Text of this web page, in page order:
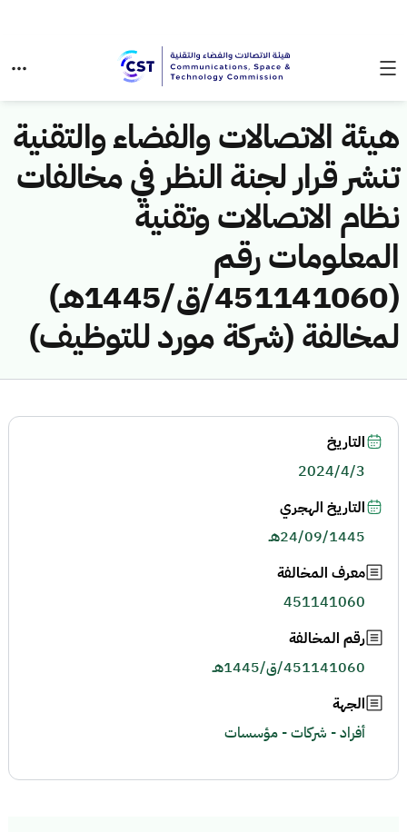
هيئة الاتصالات والفضاء والتقنية
تنشر قرار لجنة النظر في مخالفات
نظام الاتصالات وتقنية
المعلومات رقم
(451141060/ق/1445هـ)
لمخالفة (شركة مورد للتوظيف)
التاريخ
2024/4/3
التاريخ الهجري
24/09/1445هـ
معرف المخالفة
451141060
رقم المخالفة
451141060/ق/1445هـ
الجهة
أفراد - شركات - مؤسسات